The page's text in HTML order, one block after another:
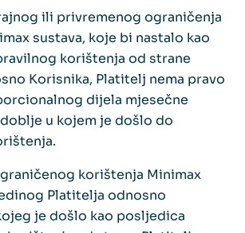
ili privremenog ograničenja
sustava, koje bi nastalo kao
korištenja od strane
Korisnika, Platitelj nema pravo
dijela mjesečne
u kojem je došlo do
korištenja Minimax
Platitelja odnosno
je došlo kao posljedica